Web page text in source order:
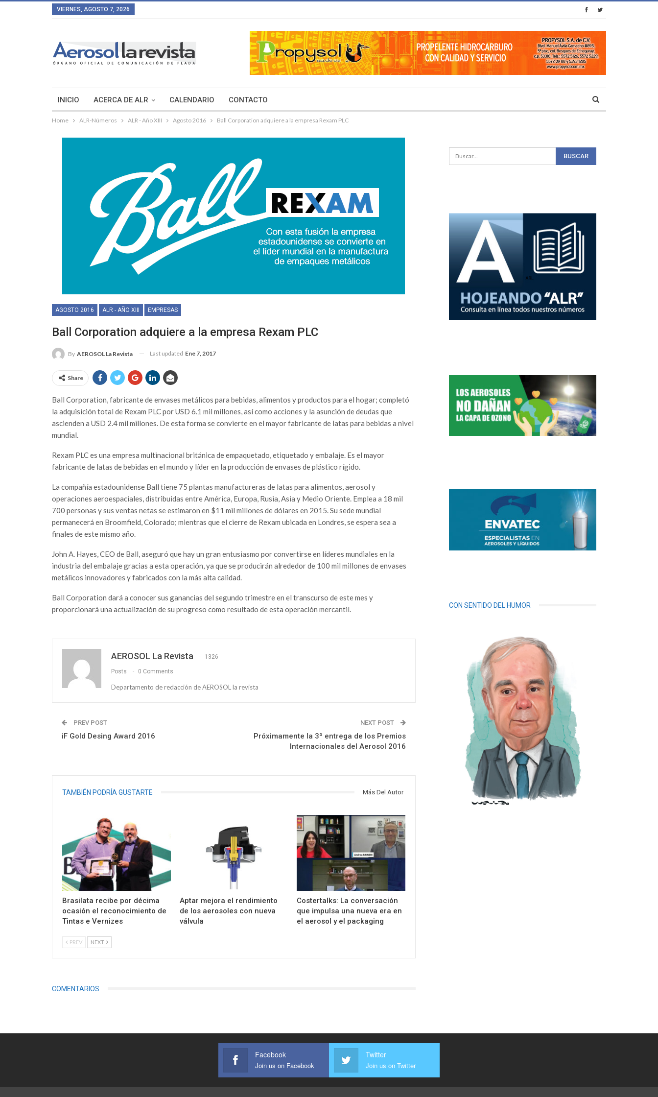
VIERNES, AGOSTO 7, 2026
INICIO ACERCA DE ALR CALENDARIO CONTACTO
Home ALR-Números ALR - Año XIII Agosto 2016 Ball Corporation adquiere a la empresa Rexam PLC
AGOSTO 2016 ALR - AÑO XIII EMPRESAS
Ball Corporation adquiere a la empresa Rexam PLC
By AEROSOL La Revista Last updated Ene 7, 2017
Share
Ball Corporation, fabricante de envases metálicos para bebidas, alimentos y productos para el hogar; completó
la adquisición total de Rexam PLC por USD 6.1 mil millones, así como acciones y la asunción de deudas que
ascienden a USD 2.4 mil millones. De esta forma se convierte en el mayor fabricante de latas para bebidas a nivel
mundial.
Rexam PLC es una empresa multinacional británica de empaquetado, etiquetado y embalaje. Es el mayor
fabricante de latas de bebidas en el mundo y líder en la producción de envases de plástico rígido.
La compañía estadounidense Ball tiene 75 plantas manufactureras de latas para alimentos, aerosol y
operaciones aeroespaciales, distribuidas entre América, Europa, Rusia, Asia y Medio Oriente. Emplea a 18 mil
700 personas y sus ventas netas se estimaron en $11 mil millones de dólares en 2015. Su sede mundial
permanecerá en Broomfield, Colorado; mientras que el cierre de Rexam ubicada en Londres, se espera sea a
finales de este mismo año.
John A. Hayes, CEO de Ball, aseguró que hay un gran entusiasmo por convertirse en líderes mundiales en la
industria del embalaje gracias a esta operación, ya que se producirán alrededor de 100 mil millones de envases
metálicos innovadores y fabricados con la más alta calidad.
Ball Corporation dará a conocer sus ganancias del segundo trimestre en el transcurso de este mes y
proporcionará una actualización de su progreso como resultado de esta operación mercantil.
AEROSOL La Revista 1326
Posts 0 Comments
Departamento de redacción de AEROSOL la revista
PREV POST
iF Gold Desing Award 2016
NEXT POST
Próximamente la 3ª entrega de los Premios
Internacionales del Aerosol 2016
TAMBIÉN PODRÍA GUSTARTE Más Del Autor
Brasilata recibe por décima
ocasión el reconocimiento de
Tintas e Vernizes
Aptar mejora el rendimiento
de los aerosoles con nueva
válvula
Costertalks: La conversación
que impulsa una nueva era en
el aerosol y el packaging
PREV NEXT
COMENTARIOS
CON SENTIDO DEL HUMOR
Facebook
Join us on Facebook
Twitter
Join us on Twitter